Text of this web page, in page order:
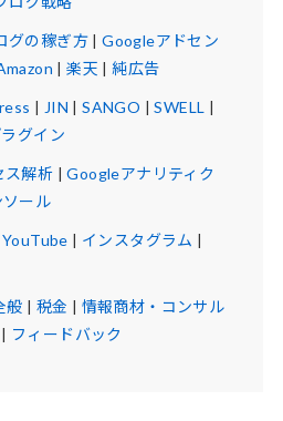
グの稼ぎ方|Googleアドセン
|楽天 |純広告
| JIN |SANGO |SWELL |
グイン
ス解析 |Googleアナリティク
ール
YouTube | インスタグラム |
般 | 税金 | 情報商材・コンサル
| フィードバック